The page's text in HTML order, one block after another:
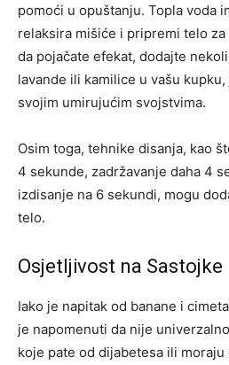
pomoći u opuštanju. Topla voda
relaksira mišiće i pripremi telo
da pojačate efekat, dodajte
lavande ili kamilice u vašu
svojim umirujućim svojstvima.
Osim toga, tehnike disanja, kao
4 sekunde, zadržavanje daha 4
izdisanje na 6 sekundi, mogu
telo.
Osjetljivost na Sastojke
Iako je napitak od banane i
je napomenuti da nije
koje pate od dijabetesa ili